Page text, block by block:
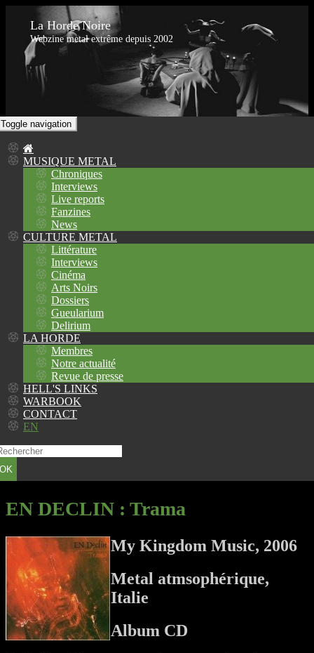
La Horde Noire
Webzine metal extrême depuis 2002
Toggle navigation
MUSIQUE METAL
Chroniques
Interviews
Live reports
Fanzines
News
CULTURE METAL
Littérature
Interviews
Cinéma
Arts Noirs
Dossiers
Gueularium
Delirium
LA HORDE
Membres
Notre actualité
Revue de presse
HELL'S LINKS
WARBOOK
CONTACT
EN
OK
EN DECLIN : Trama
My Kingdom Music, 2006
Metal atmsophérique,
Italie
Album CD